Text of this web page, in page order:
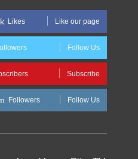
Likes Like our page
Follow Us
Subscribe
Followers Follow Us